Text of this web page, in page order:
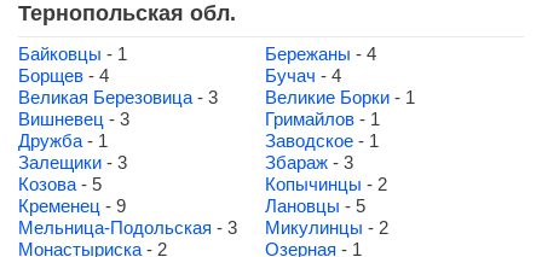
Тернопольская обл.
Байковцы - 1 Бережаны - 4
Борщев - 4 Бучач - 4
Великая Березовица - 3 Великие Борки - 1
Вишневец - 3 Гримайлов - 1
Дружба - 1 Заводское - 1
Залещики - 3 Збараж - 3
Козова - 5 Копычинцы - 2
Кременец - 9 Лановцы - 5
Мельница-Подольская - 3 Микулинцы - 2
Монастыриска - 2 Озерная - 1